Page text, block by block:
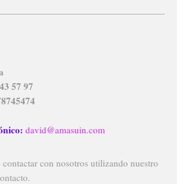
57 97
david@amasuin.com
contactar con nosotros utilizando nuestro